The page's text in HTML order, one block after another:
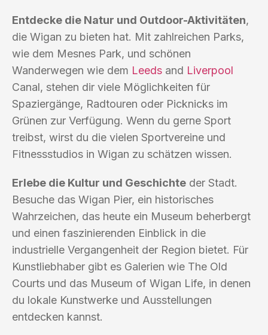
Entdecke die Natur und Outdoor-Aktivitäten,
die Wigan zu bieten hat. Mit zahlreichen Parks,
wie dem Mesnes Park, und schönen
Wanderwegen wie dem Leeds and Liverpool
Canal, stehen dir viele Möglichkeiten für
Spaziergänge, Radtouren oder Picknicks im
Grünen zur Verfügung. Wenn du gerne Sport
treibst, wirst du die vielen Sportvereine und
Fitnessstudios in Wigan zu schätzen wissen.
Erlebe die Kultur und Geschichte der Stadt.
Besuche das Wigan Pier, ein historisches
Wahrzeichen, das heute ein Museum beherbergt
und einen faszinierenden Einblick in die
industrielle Vergangenheit der Region bietet. Für
Kunstliebhaber gibt es Galerien wie The Old
Courts und das Museum of Wigan Life, in denen
du lokale Kunstwerke und Ausstellungen
entdecken kannst.